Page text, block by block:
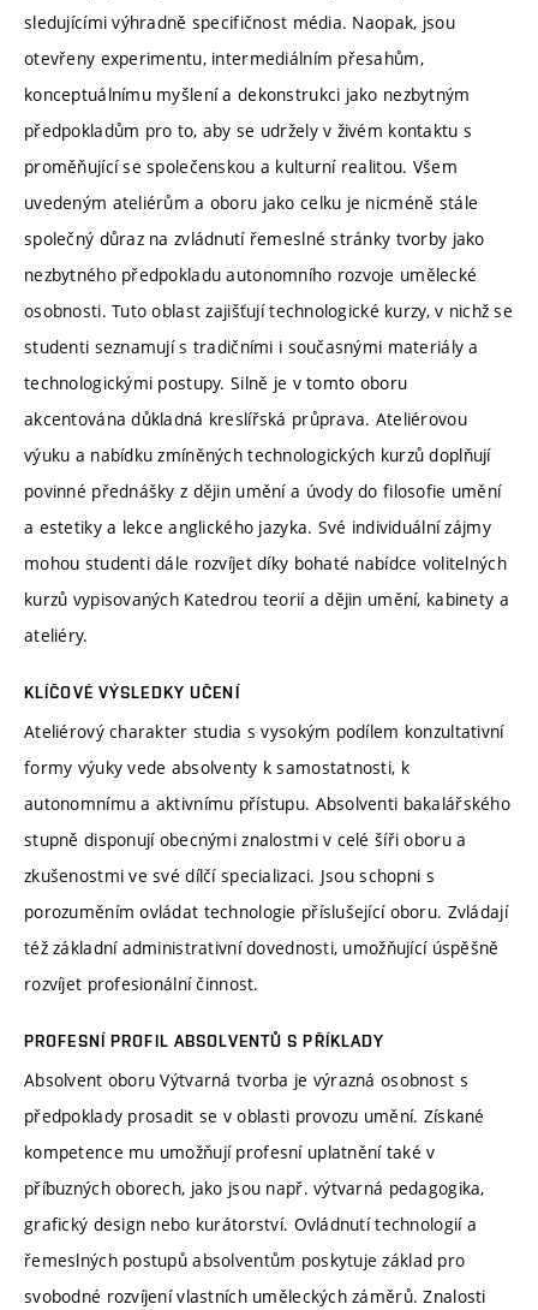
sledujícími výhradně specifičnost média. Naopak, jsou
otevřeny experimentu, intermediálním přesahům,
konceptuálnímu myšlení a dekonstrukci jako nezbytným
předpokladům pro to, aby se udržely v živém kontaktu s
proměňující se společenskou a kulturní realitou. Všem
uvedeným ateliérům a oboru jako celku je nicméně stále
společný důraz na zvládnutí řemeslné stránky tvorby jako
nezbytného předpokladu autonomního rozvoje umělecké
osobnosti. Tuto oblast zajišťují technologické kurzy, v nichž se
studenti seznamují s tradičními i současnými materiály a
technologickými postupy. Silně je v tomto oboru
akcentována důkladná kreslířská průprava. Ateliérovou
výuku a nabídku zmíněných technologických kurzů doplňují
povinné přednášky z dějin umění a úvody do filosofie umění
a estetiky a lekce anglického jazyka. Své individuální zájmy
mohou studenti dále rozvíjet díky bohaté nabídce volitelných
kurzů vypisovaných Katedrou teorií a dějin umění, kabinety a
ateliéry.
KLÍČOVÉ VÝSLEDKY UČENÍ
Ateliérový charakter studia s vysokým podílem konzultativní
formy výuky vede absolventy k samostatnosti, k
autonomnímu a aktivnímu přístupu. Absolventi bakalářského
stupně disponují obecnými znalostmi v celé šíři oboru a
zkušenostmi ve své dílčí specializaci. Jsou schopni s
porozuměním ovládat technologie příslušející oboru. Zvládají
též základní administrativní dovednosti, umožňující úspěšně
rozvíjet profesionální činnost.
PROFESNÍ PROFIL ABSOLVENTŮ S PŘÍKLADY
Absolvent oboru Výtvarná tvorba je výrazná osobnost s
předpoklady prosadit se v oblasti provozu umění. Získané
kompetence mu umožňují profesní uplatnění také v
příbuzných oborech, jako jsou např. výtvarná pedagogika,
grafický design nebo kurátorství. Ovládnutí technologií a
řemeslných postupů absolventům poskytuje základ pro
svobodné rozvíjení vlastních uměleckých záměrů. Znalosti